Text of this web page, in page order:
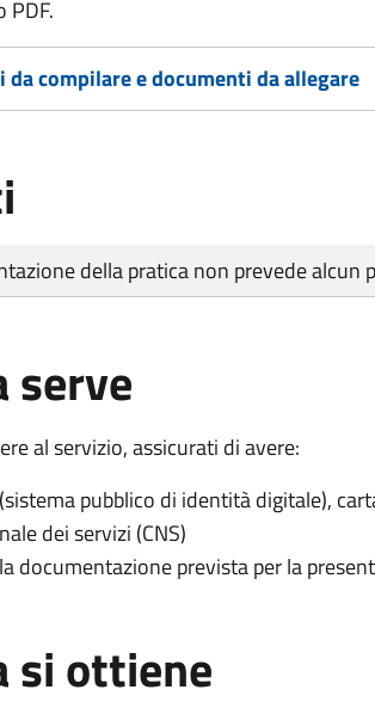
PDF.
da compilare e documenti da allegare
della pratica non prevede alcun
serve
al servizio, assicurati di avere:
pubblico di identità digitale),
dei servizi (CNS)
documentazione prevista per la
si ottiene